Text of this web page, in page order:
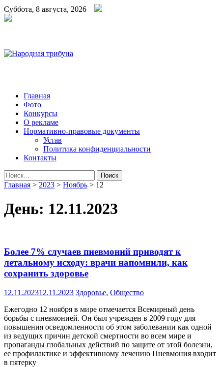
Суббота, 8 августа, 2026
Народная трибуна
Калининская районная газета
Главная
Фото
Конкурсы
О рекламе
Нормативно-правовые документы
Устав
Политика конфиденциальности
Контакты
Найти:
Главная > 2023 > Ноябрь > 12
День: 12.11.2023
Более 7% случаев пневмоний приводят к
летальному исходу: врачи напомнили, как
сохранить здоровье
12.11.202312.11.2023 Здоровье, Общество
Ежегодно 12 ноября в мире отмечается Всемирный день
борьбы с пневмонией. Он был учрежден в 2009 году для
повышения осведомленности об этом заболевании как одной
из ведущих причин детской смертности во всем мире и
пропаганды глобальных действий по защите от этой болезни,
ее профилактике и эффективному лечению Пневмония входит
в пятерку